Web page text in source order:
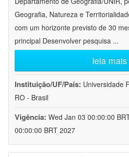
Geografia, Natureza e
com um horizonte previsto de 30
principal Desenvolver pesquisa ...
leia mais
Instituição/UF/País: Universidade
RO - Brasil
Vigência: Wed Jan 03 00:00:00
00:00:00 BRT 2027